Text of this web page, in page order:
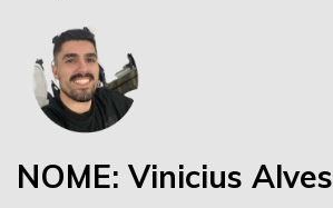
NOME: Vinicius Alves